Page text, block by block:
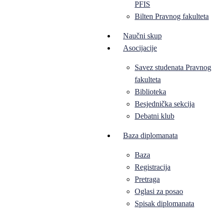
PFIS
Bilten Pravnog fakulteta
Naučni skup
Asocijacije
Savez studenata Pravnog
fakulteta
Biblioteka
Besjednička sekcija
Debatni klub
Baza diplomanata
Baza
Registracija
Pretraga
Oglasi za posao
Spisak diplomanata